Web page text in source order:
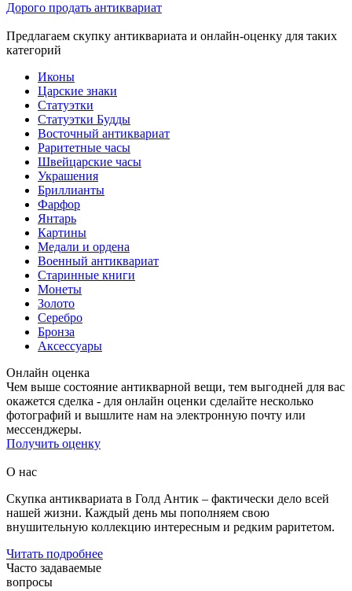
Дорого продать антиквариат
Предлагаем скупку антиквариата и онлайн-оценку для таких
категорий
Иконы
Царские знаки
Статуэтки
Статуэтки Будды
Восточный антиквариат
Раритетные часы
Швейцарские часы
Украшения
Бриллианты
Фарфор
Янтарь
Картины
Медали и ордена
Военный антиквариат
Старинные книги
Монеты
Золото
Серебро
Бронза
Аксессуары
Онлайн оценка
Чем выше состояние антикварной вещи, тем выгодней для вас
окажется сделка - для онлайн оценки сделайте несколько
фотографий и вышлите нам на электронную почту или
мессенджеры.
Получить оценку
О нас
Скупка антиквариата в Голд Антик – фактически дело всей
нашей жизни. Каждый день мы пополняем свою
внушительную коллекцию интересным и редким раритетом.
Читать подробнее
Часто задаваемые
вопросы